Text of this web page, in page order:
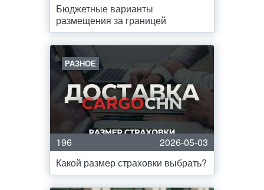
Бюджетные варианты
размещения за границей
РАЗНОЕ
196
2026-05-03
Какой размер страховки выбрать?